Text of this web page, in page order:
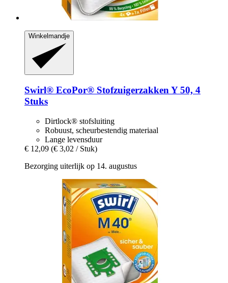
Winkelmandje
Swirl® EcoPor® Stofzuigerzakken Y 50, 4
Stuks
Dirtlock® stofsluiting
Robuust, scheurbestendig materiaal
Lange levensduur
€ 12,09 (€ 3,02 / Stuk)
Bezorging uiterlijk op 14. augustus